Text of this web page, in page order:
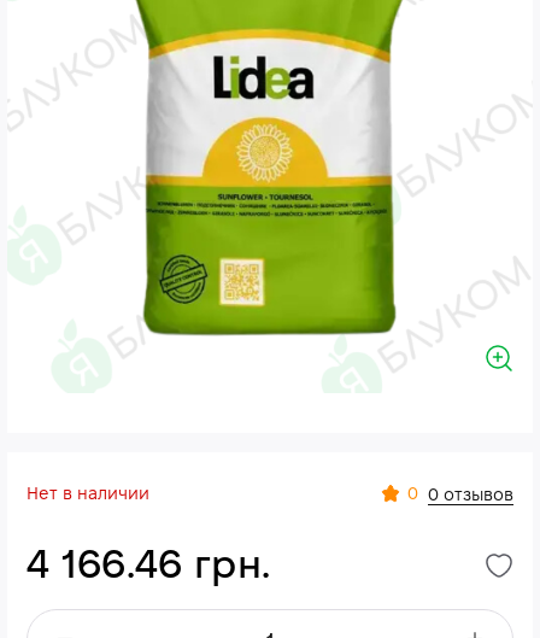
Нет в наличии 0 0 отзывов
4 166.46 грн.